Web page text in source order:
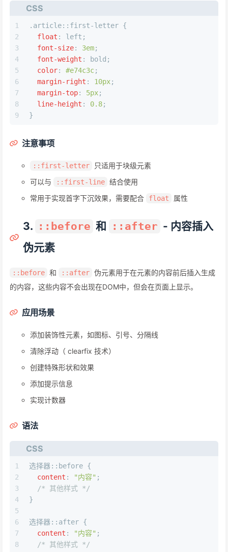
CSS
1
2
3
4
5
6
7
8
9
.article::first-letter {
float : left;
font-size: 3em;
font-weight : bold;
color: #e74c3c;
margin-right : 10px;
margin-top: 5px;
line-height : 0.8;
}
注意事项
::first-letter
只适用于块级元素
可以与
::first-line 结合使用
常用于实现首字下沉效果，需要配合
float 属性
3. ::before 和 ::after - 内容插入
伪元素
::before 和 ::after 伪元素用于在元素的内容前后插入生成
的内容，这些内容不会出现在DOM中，但会在页面上显示。
应用场景
添加装饰性元素，如图标、引号、分隔线
清除浮动（ clearfix 技术）
创建特殊形状和效果
添加提示信息
实现计数器
语法
CSS
1
2
3
4
5
6
7
8
选择器::before {
content : "内容" ;
/* 其他样式 */
}
选择器::after {
content : "内容" ;
/* 其他样式 */